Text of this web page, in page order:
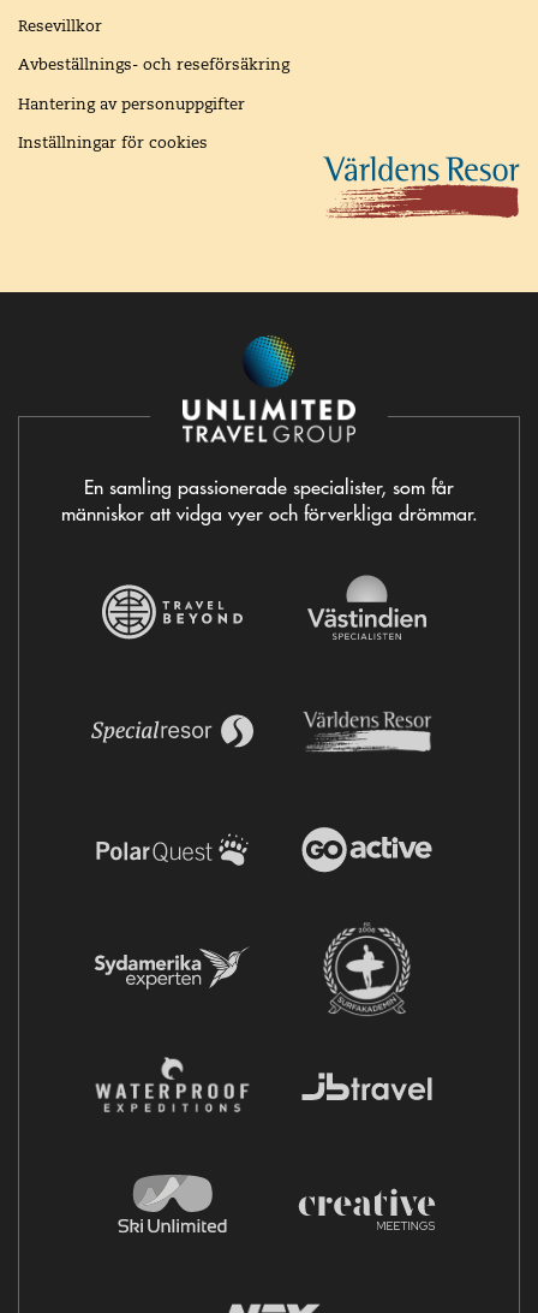
Resevillkor
Avbeställnings- och reseförsäkring
Hantering av personuppgifter
Inställningar för cookies
En samling passionerade specialister, som får
människor att vidga vyer och förverkliga drömmar.